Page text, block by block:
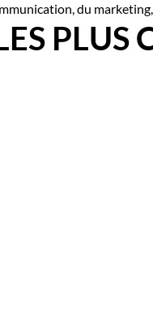
du
PLUS